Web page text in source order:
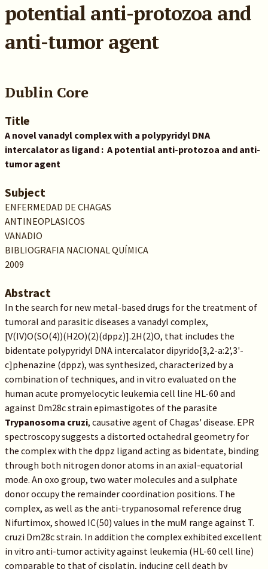
potential anti-protozoa and
anti-tumor agent
Dublin Core
Title
A novel vanadyl complex with a polypyridyl DNA
intercalator as ligand : A potential anti-protozoa and anti-
tumor agent
Subject
ENFERMEDAD DE CHAGAS
ANTINEOPLASICOS
VANADIO
BIBLIOGRAFIA NACIONAL QUÍMICA
2009
Abstract
In the search for new metal-based drugs for the treatment of
tumoral and parasitic diseases a vanadyl complex,
[V(IV)O(SO(4))(H2O)(2)(dppz)].2H(2)O, that includes the
bidentate polypyridyl DNA intercalator dipyrido[3,2-a:2',3'-
c]phenazine (dppz), was synthesized, characterized by a
combination of techniques, and in vitro evaluated on the
human acute promyelocytic leukemia cell line HL-60 and
against Dm28c strain epimastigotes of the parasite
Trypanosoma cruzi, causative agent of Chagas' disease. EPR
spectroscopy suggests a distorted octahedral geometry for
the complex with the dppz ligand acting as bidentate, binding
through both nitrogen donor atoms in an axial-equatorial
mode. An oxo group, two water molecules and a sulphate
donor occupy the remainder coordination positions. The
complex, as well as the anti-trypanosomal reference drug
Nifurtimox, showed IC(50) values in the muM range against T.
cruzi Dm28c strain. In addition the complex exhibited excellent
in vitro anti-tumor activity against leukemia (HL-60 cell line)
comparable to that of cisplatin, inducing cell death by